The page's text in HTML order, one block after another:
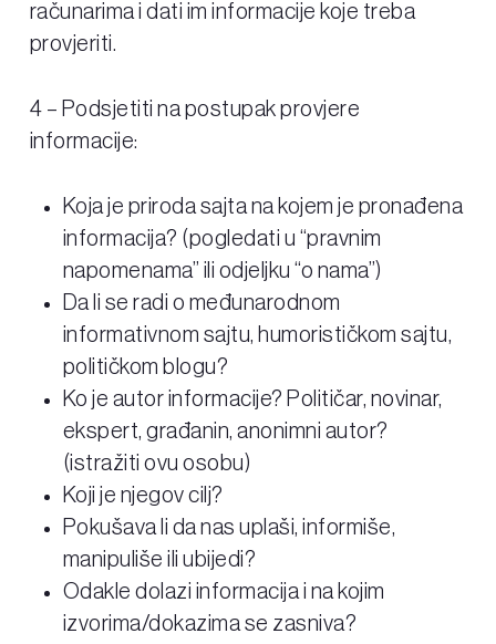
računarima i dati im informacije koje treba
provjeriti.
4 – Podsjetiti na postupak provjere
informacije:
Koja je priroda sajta na kojem je pronađena
informacija? (pogledati u “pravnim
napomenama” ili odjeljku “o nama”)
Da li se radi o međunarodnom
informativnom sajtu, humorističkom sajtu,
političkom blogu?
Ko je autor informacije? Političar, novinar,
ekspert, građanin, anonimni autor?
(istražiti ovu osobu)
Koji je njegov cilj?
Pokušava li da nas uplaši, informiše,
manipuliše ili ubijedi?
Odakle dolazi informacija i na kojim
izvorima/dokazima se zasniva?